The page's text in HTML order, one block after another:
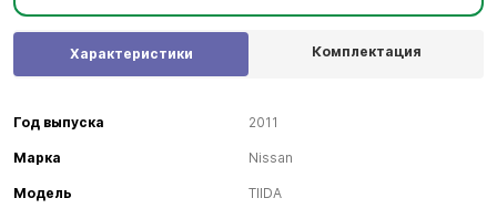
Характеристики Комплектация
Год выпуска 2011
Марка Nissan
Модель TIIDA